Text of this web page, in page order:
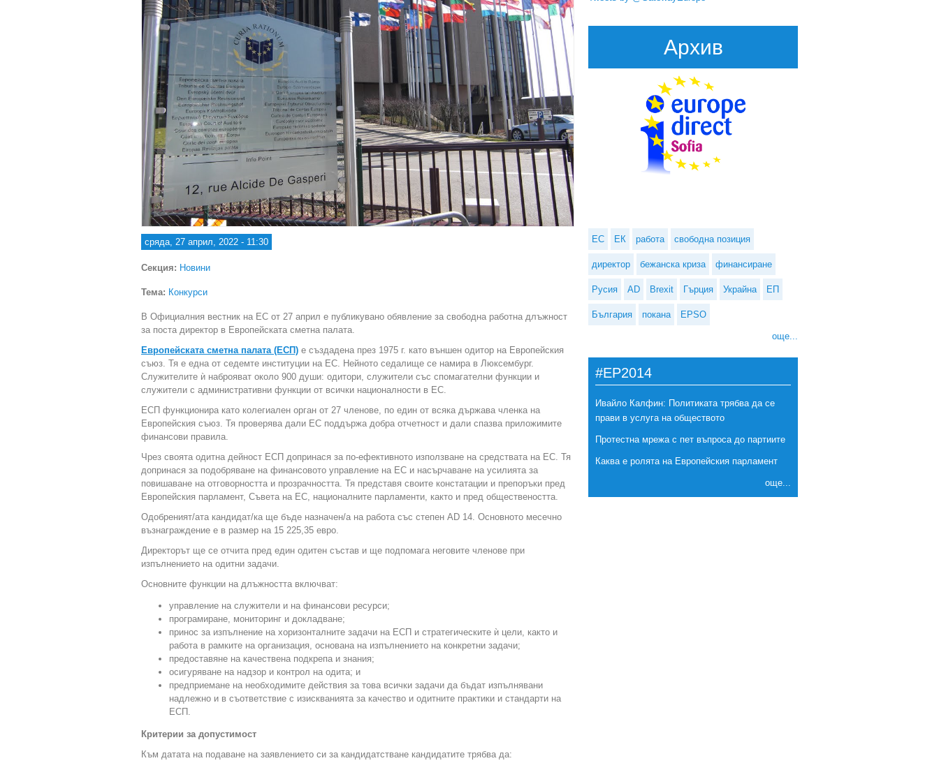
сряда, 27 април, 2022 - 11:30
Секция: Новини
Тема: Конкурси
В Официалния вестник на ЕС от 27 април е публикувано обявление за свободна работна длъжност
за поста директор в Европейската сметна палата.
Европейската сметна палата (ЕСП) е създадена през 1975 г. като външен одитор на Европейския
съюз. Тя е една от седемте институции на ЕС. Нейното седалище се намира в Люксембург.
Служителите ѝ наброяват около 900 души: одитори, служители със спомагателни функции и
служители с административни функции от всички националности в ЕС.
ЕСП функционира като колегиален орган от 27 членове, по един от всяка държава членка на
Европейския съюз. Тя проверява дали ЕС поддържа добра отчетност и дали спазва приложимите
финансови правила.
Чрез своята одитна дейност ЕСП допринася за по-ефективното използване на средствата на ЕС. Тя
допринася за подобряване на финансовото управление на ЕС и насърчаване на усилията за
повишаване на отговорността и прозрачността. Тя представя своите констатации и препоръки пред
Европейския парламент, Съвета на ЕС, националните парламенти, както и пред обществеността.
Одобреният/ата кандидат/ка ще бъде назначен/а на работа със степен AD 14. Основното месечно
възнаграждение е в размер на 15 225,35 евро.
Директорът ще се отчита пред един одитен състав и ще подпомага неговите членове при
изпълнението на одитни задачи.
Основните функции на длъжността включват:
управление на служители и на финансови ресурси;
програмиране, мониторинг и докладване;
принос за изпълнение на хоризонталните задачи на ЕСП и стратегическите ѝ цели, както и
работа в рамките на организация, основана на изпълнението на конкретни задачи;
предоставяне на качествена подкрепа и знания;
осигуряване на надзор и контрол на одита; и
предприемане на необходимите действия за това всички задачи да бъдат изпълнявани
надлежно и в съответствие с изискванията за качество и одитните практики и стандарти на
ЕСП.
Критерии за допустимост
Към датата на подаване на заявлението си за кандидатстване кандидатите трябва да:
Архив
ЕС ЕК работа свободна позиция
директор бежанска криза финансиране
Русия AD Brexit Гърция Украйна ЕП
България покана EPSO
още...
#EP2014
Ивайло Калфин: Политиката трябва да се
прави в услуга на обществото
Протестна мрежа с пет въпроса до партиите
Каква е ролята на Европейския парламент
още...